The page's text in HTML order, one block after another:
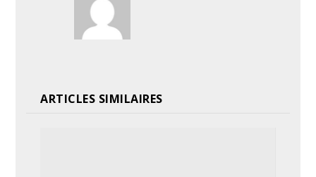
ARTICLES SIMILAIRES